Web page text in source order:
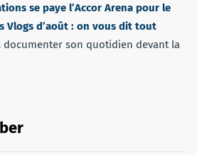
se paye l’Accor Arena pour le
Vlogs d’août : on vous dit tout
documenter son quotidien devant la